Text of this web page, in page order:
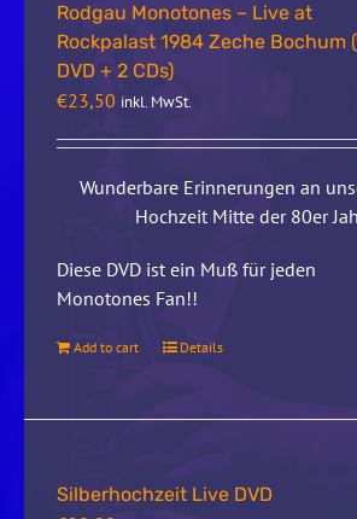
Rodgau Monotones – Live at
Rockpalast 1984 Zeche Bochum
DVD + 2 CDs)
€23,50 inkl. MwSt.
Wunderbare Erinnerungen an
Hochzeit Mitte der 80er
Diese DVD ist ein Muß für jeden
Monotones Fan!!
Add to cart Details
Silberhochzeit Live DVD